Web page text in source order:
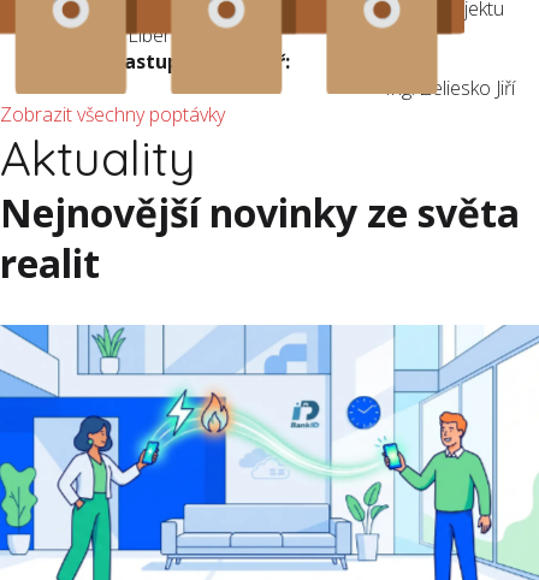
Zájem o pozemky pro výstavbu developerského projektu
na bydlení v Liberci
Zájemce zastupuje makléř:
Ing. Zeliesko Jiří
Zobrazit všechny poptávky
Aktuality
Nejnovější novinky ze světa
realit